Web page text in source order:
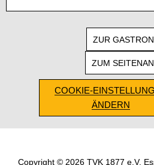
ZUR
ZUM
COOKIE-
ÄNDERN
Copyright © 2026 TVK 1877 e.V.